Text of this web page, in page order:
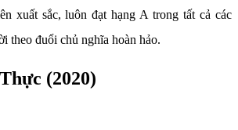
xuất sắc, luôn đạt hạng A trong tất cả các
theo đuổi chủ nghĩa hoàn hảo.
(2020)